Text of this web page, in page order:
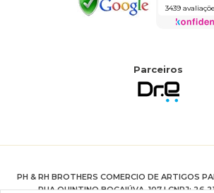
3439
Parceiros
PH & RH BROTHERS COMERCIO DE ARTIGOS
RUA QUINTINO BOCAIÚVA, 107 | CNPJ: